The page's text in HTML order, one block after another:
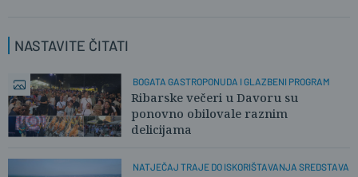
NASTAVITE ČITATI
BOGATA GASTROPONUDA I GLAZBENI PROGRAM
Ribarske večeri u Davoru su
ponovno obilovale raznim
delicijama
NATJEČAJ TRAJE DO ISKORIŠTAVANJA SREDSTAVA